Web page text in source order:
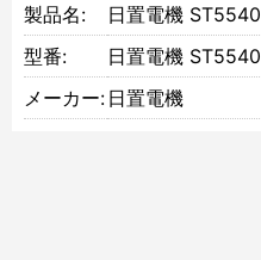
製品名:
日置電機 ST5540
型番:
日置電機 ST5540
メーカー: 日置電機